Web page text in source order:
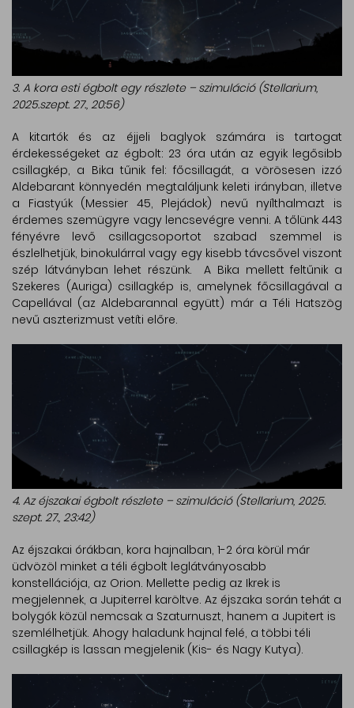
3. A kora esti égbolt egy részlete – szimuláció (Stellarium,
2025.szept. 27., 20:56)
A kitartók és az éjjeli baglyok számára is tartogat
érdekességeket az égbolt: 23 óra után az egyik legősibb
csillagkép, a Bika tűnik fel: főcsillagát, a vörösesen izzó
Aldebarant könnyedén megtaláljunk keleti irányban, illetve
a Fiastyúk (Messier 45, Plejádok) nevű nyílthalmazt is
érdemes szemügyre vagy lencsevégre venni. A tőlünk 443
fényévre levő csillagcsoportot szabad szemmel is
észlelhetjük, binokulárral vagy egy kisebb távcsővel viszont
szép látványban lehet részünk. A Bika mellett feltűnik a
Szekeres (Auriga) csillagkép is, amelynek főcsillagával a
Capellával (az Aldebarannal együtt) már a Téli Hatszög
nevű aszterizmust vetíti előre.
4. Az éjszakai égbolt részlete – szimuláció (Stellarium, 2025.
szept. 27., 23:42)
Az éjszakai órákban, kora hajnalban, 1-2 óra körül már
üdvözöl minket a téli égbolt leglátványosabb
konstellációja, az Orion. Mellette pedig az Ikrek is
megjelennek, a Jupiterrel karöltve. Az éjszaka során tehát a
bolygók közül nemcsak a Szaturnuszt, hanem a Jupitert is
szemlélhetjük. Ahogy haladunk hajnal felé, a többi téli
csillagkép is lassan megjelenik (Kis- és Nagy Kutya).